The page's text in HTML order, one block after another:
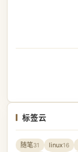
标签云
随笔31 linux16